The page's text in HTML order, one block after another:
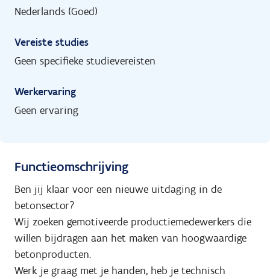
Nederlands (Goed)
Vereiste studies
Geen specifieke studievereisten
Werkervaring
Geen ervaring
Functieomschrijving
Ben jij klaar voor een nieuwe uitdaging in de
betonsector?
Wij zoeken gemotiveerde productiemedewerkers die
willen bijdragen aan het maken van hoogwaardige
betonproducten.
Werk je graag met je handen, heb je technisch